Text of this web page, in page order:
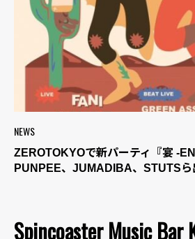
NEWS
ZEROTOKYOで新パーティ『宴 -
PUNPEE、JUMADIBA、STUTSら
Spincoaster Music Bar